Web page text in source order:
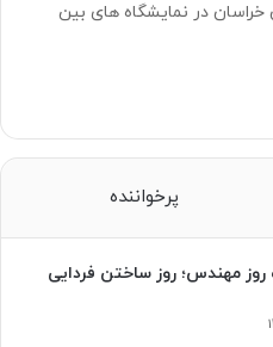
در نمایشگاه های بین
پرخواننده
روز مهندس؛ روز ساختن فردایی